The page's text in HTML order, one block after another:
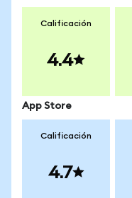
Calificación
4.4
App Store
Calificación
4.7